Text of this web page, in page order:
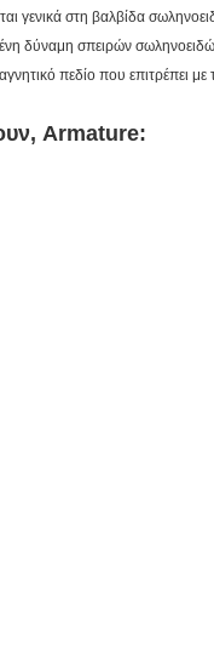
γενικά στη βαλβίδα
δύναμη σπειρών
πεδίο που επιτρέπει
Armature: